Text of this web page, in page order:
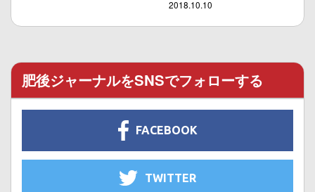
2018.10.10
肥後ジャーナルをSNSでフォローする
FACEBOOK
TWITTER